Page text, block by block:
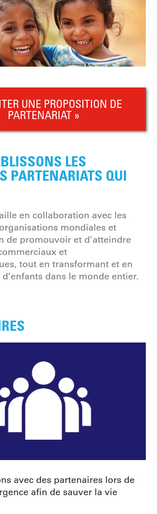
UNE PROPOSITION DE
PARTENARIAT »
LES
PARTENARIATS QUI
en collaboration avec les
mondiales et
de promouvoir et d’atteindre
et
tout en transformant et en
dans le monde entier.
avec des partenaires lors de
afin de sauver la vie